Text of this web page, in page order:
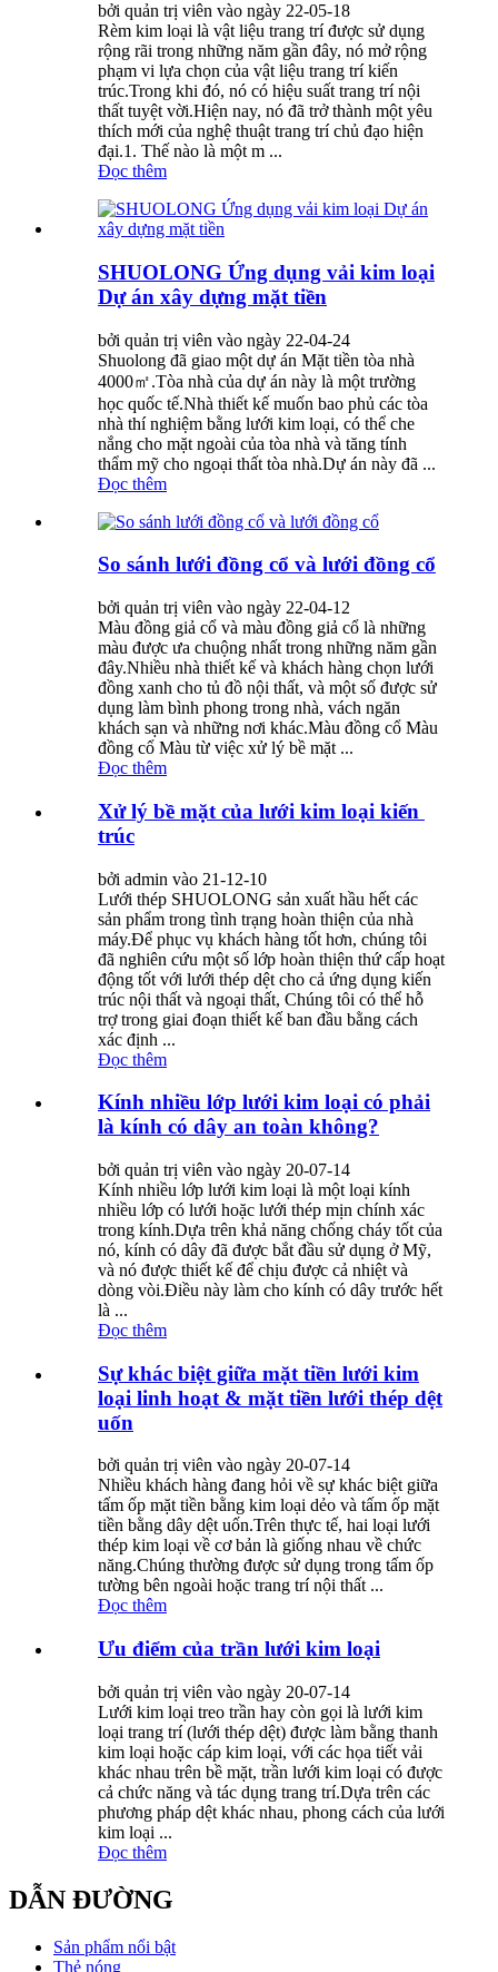
bởi quản trị viên vào ngày 22-05-18
Rèm kim loại là vật liệu trang trí được sử dụng
rộng rãi trong những năm gần đây, nó mở rộng
phạm vi lựa chọn của vật liệu trang trí kiến ​​
trúc.Trong khi đó, nó có hiệu suất trang trí nội
thất tuyệt vời.Hiện nay, nó đã trở thành một yêu
thích mới của nghệ thuật trang trí chủ đạo hiện
đại.1. Thế nào là một m ...
Đọc thêm
SHUOLONG Ứng dụng vải kim loại
Dự án xây dựng mặt tiền
bởi quản trị viên vào ngày 22-04-24
Shuolong đã giao một dự án Mặt tiền tòa nhà
4000㎡.Tòa nhà của dự án này là một trường
học quốc tế.Nhà thiết kế muốn bao phủ các tòa
nhà thí nghiệm bằng lưới kim loại, có thể che
nắng cho mặt ngoài của tòa nhà và tăng tính
thẩm mỹ cho ngoại thất tòa nhà.Dự án này đã ...
Đọc thêm
So sánh lưới đồng cổ và lưới đồng cổ
bởi quản trị viên vào ngày 22-04-12
Màu đồng giả cổ và màu đồng giả cổ là những
màu được ưa chuộng nhất trong những năm gần
đây.Nhiều nhà thiết kế và khách hàng chọn lưới
đồng xanh cho tủ đồ nội thất, và một số được sử
dụng làm bình phong trong nhà, vách ngăn
khách sạn và những nơi khác.Màu đồng cổ Màu
đồng cổ Màu từ việc xử lý bề mặt ...
Đọc thêm
Xử lý bề mặt của lưới kim loại kiến ​​
trúc
bởi admin vào 21-12-10
Lưới thép SHUOLONG sản xuất hầu hết các
sản phẩm trong tình trạng hoàn thiện của nhà
máy.Để phục vụ khách hàng tốt hơn, chúng tôi
đã nghiên cứu một số lớp hoàn thiện thứ cấp hoạt
động tốt với lưới thép dệt cho cả ứng dụng kiến ​​
trúc nội thất và ngoại thất, Chúng tôi có thể hỗ
trợ trong giai đoạn thiết kế ban đầu bằng cách
xác định ...
Đọc thêm
Kính nhiều lớp lưới kim loại có phải
là kính có dây an toàn không?
bởi quản trị viên vào ngày 20-07-14
Kính nhiều lớp lưới kim loại là một loại kính
nhiều lớp có lưới hoặc lưới thép mịn chính xác
trong kính.Dựa trên khả năng chống cháy tốt của
nó, kính có dây đã được bắt đầu sử dụng ở Mỹ,
và nó được thiết kế để chịu được cả nhiệt và
dòng vòi.Điều này làm cho kính có dây trước hết
là ...
Đọc thêm
Sự khác biệt giữa mặt tiền lưới kim
loại linh hoạt & mặt tiền lưới thép dệt
uốn
bởi quản trị viên vào ngày 20-07-14
Nhiều khách hàng đang hỏi về sự khác biệt giữa
tấm ốp mặt tiền bằng kim loại dẻo và tấm ốp mặt
tiền bằng dây dệt uốn.Trên thực tế, hai loại lưới
thép kim loại về cơ bản là giống nhau về chức
năng.Chúng thường được sử dụng trong tấm ốp
tường bên ngoài hoặc trang trí nội thất ...
Đọc thêm
Ưu điểm của trần lưới kim loại
bởi quản trị viên vào ngày 20-07-14
Lưới kim loại treo trần hay còn gọi là lưới kim
loại trang trí (lưới thép dệt) được làm bằng thanh
kim loại hoặc cáp kim loại, với các họa tiết vải
khác nhau trên bề mặt, trần lưới kim loại có được
cả chức năng và tác dụng trang trí.Dựa trên các
phương pháp dệt khác nhau, phong cách của lưới
kim loại ...
Đọc thêm
DẪN ĐƯỜNG
Sản phẩm nổi bật
Thẻ nóng